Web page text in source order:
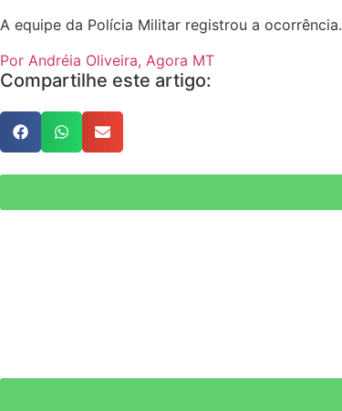
A equipe da Polícia Militar registrou a ocorrência.
Por Andréia Oliveira, Agora MT
Compartilhe este artigo: